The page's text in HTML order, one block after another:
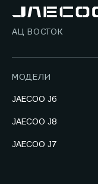
АЦ ВОСТОК
МОДЕЛИ
JAECOO J6
JAECOO J8
JAECOO J7